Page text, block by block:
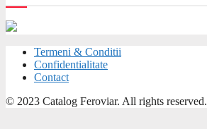
Termeni & Conditii
Confidentialitate
Contact
© 2023 Catalog Feroviar. All rights reserved.